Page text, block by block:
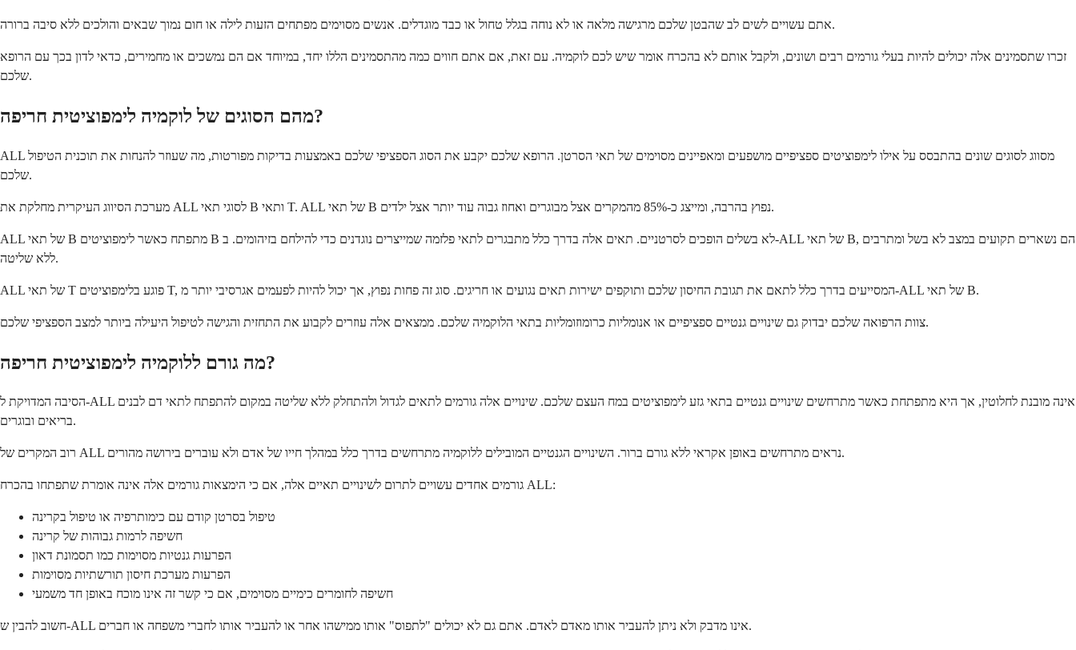
אתם עשויים לשים לב שהבטן שלכם מרגישה מלאה או לא נוחה בגלל טחול או כבד מוגדלים. אנשים מסוימים מפתחים הזעות לילה או חום נמוך שבאים והולכים ללא סיבה ברורה.
זכרו שתסמינים אלה יכולים להיות בעלי גורמים רבים ושונים, ולקבל אותם לא בהכרח אומר שיש לכם לוקמיה. עם זאת, אם אתם חווים כמה מהתסמינים הללו יחד, במיוחד אם הם נמשכים או מחמירים, כדאי לדון בכך עם הרופא
שלכם.
מהם הסוגים של לוקמיה לימפוציטית חריפה?
ALL מסווג לסוגים שונים בהתבסס על אילו לימפוציטים ספציפיים מושפעים ומאפיינים מסוימים של תאי הסרטן. הרופא שלכם יקבע את הסוג הספציפי שלכם באמצעות בדיקות מפורטות, מה שעוזר להנחות את תוכנית הטיפול
שלכם.
מערכת הסיווג העיקרית מחלקת את ALL לסוגי תאי B ותאי T. ALL של תאי B נפוץ בהרבה, ומייצג כ-85% מהמקרים אצל מבוגרים ואחוז גבוה עוד יותר אצל ילדים.
ALL של תאי B מתפתח כאשר לימפוציטים B לא בשלים הופכים לסרטניים. תאים אלה בדרך כלל מתבגרים לתאי פלזמה שמייצרים נוגדנים כדי להילחם בזיהומים. ב-ALL של תאי B, הם נשארים תקועים במצב לא בשל ומתרבים
ללא שליטה.
ALL של תאי T פוגע בלימפוציטים T, המסייעים בדרך כלל לתאם את תגובת החיסון שלכם ותוקפים ישירות תאים נגועים או חריגים. סוג זה פחות נפוץ, אך יכול להיות לפעמים אגרסיבי יותר מ-ALL של תאי B.
צוות הרפואה שלכם יבדוק גם שינויים גנטיים ספציפיים או אנומליות כרומוזומליות בתאי הלוקמיה שלכם. ממצאים אלה עוזרים לקבוע את התחזית והגישה לטיפול היעילה ביותר למצב הספציפי שלכם.
מה גורם ללוקמיה לימפוציטית חריפה?
הסיבה המדויקת ל-ALL אינה מובנת לחלוטין, אך היא מתפתחת כאשר מתרחשים שינויים גנטיים בתאי גזע לימפוציטים במח העצם שלכם. שינויים אלה גורמים לתאים לגדול ולהתחלק ללא שליטה במקום להתפתח לתאי דם לבנים
בריאים ובוגרים.
רוב המקרים של ALL נראים מתרחשים באופן אקראי ללא גורם ברור. השינויים הגנטיים המובילים ללוקמיה מתרחשים בדרך כלל במהלך חייו של אדם ולא עוברים בירושה מהורים.
גורמים אחדים עשויים לתרום לשינויים תאיים אלה, אם כי הימצאות גורמים אלה אינה אומרת שתפתחו בהכרח ALL:
טיפול בסרטן קודם עם כימותרפיה או טיפול בקרינה
חשיפה לרמות גבוהות של קרינה
הפרעות גנטיות מסוימות כמו תסמונת דאון
הפרעות מערכת חיסון תורשתיות מסוימות
חשיפה לחומרים כימיים מסוימים, אם כי קשר זה אינו מוכח באופן חד משמעי
חשוב להבין ש-ALL אינו מדבק ולא ניתן להעביר אותו מאדם לאדם. אתם גם לא יכולים "לתפוס" אותו ממישהו אחר או להעביר אותו לחברי משפחה או חברים.